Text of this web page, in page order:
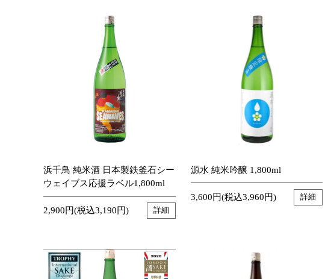
浜千鳥 純米酒 日本製鉄釜石シー
ウェイブス応援ラベル1,800ml
2,900円(税込3,190円) 詳細
源水 純米吟醸 1,800ml
3,600円(税込3,960円) 詳細